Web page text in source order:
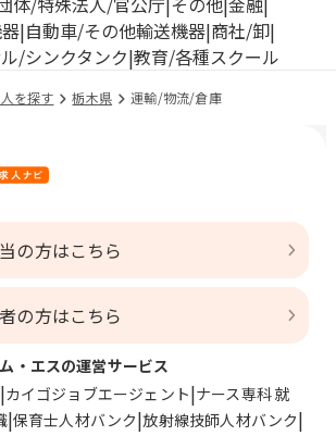
自動車/その他輸送機器 商社/卸
/シンクタンク 教育/各種スクール
を探す 栃木県 運輸/物流/倉庫
の方はこちら
の方はこちら
・エスの運営サービス
カイゴジョブエージェント ナース専科 就
保育士人材バンク 放射線技師人材バンク